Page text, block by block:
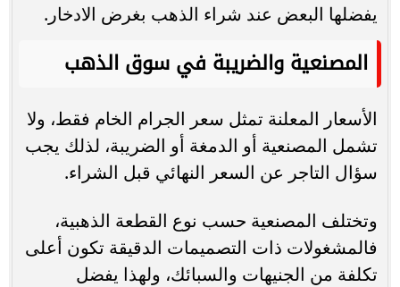
يفضلها البعض عند شراء الذهب بغرض الادخار.
المصنعية والضريبة في سوق الذهب
الأسعار المعلنة تمثل سعر الجرام الخام فقط، ولا
تشمل المصنعية أو الدمغة أو الضريبة، لذلك يجب
سؤال التاجر عن السعر النهائي قبل الشراء.
وتختلف المصنعية حسب نوع القطعة الذهبية،
فالمشغولات ذات التصميمات الدقيقة تكون أعلى
تكلفة من الجنيهات والسبائك، ولهذا يفضل